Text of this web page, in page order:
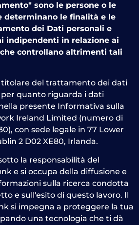
sono le persone o le
determinano le finalità e le
dei Dati personali e
indipendenti in relazione ai
controllano altrimenti tali
titolare del trattamento dei dati
quanto riguarda i dati
presente Informativa sulla
Ireland Limited (numero di
con sede legale in 77 Lower
2 D02 XE80, Irlanda.
la responsabilità del
e si occupa della diffusione e
sulla ricerca condotta
e sull'esito di questo lavoro. Il
si impegna a proteggere la tua
una tecnologia che ti dà